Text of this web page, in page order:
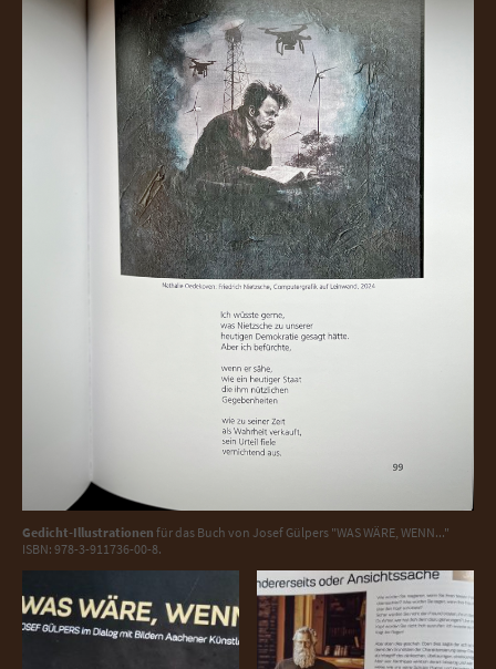
Gedicht-Illustrationen für das Buch von Josef Gülpers "WAS WÄRE, WENN..."
ISBN: 978-3-911736-00-8.